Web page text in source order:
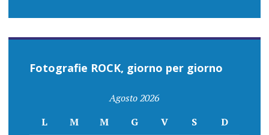
Fotografie ROCK, giorno per giorno
Agosto 2026
L
M M G V S D